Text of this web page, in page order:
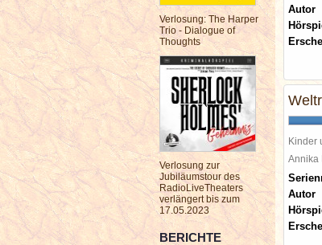
Verlosung: The Harper
Trio - Dialogue of
Thoughts
Verlosung zur
Jubiläumstour des
RadioLiveTheaters
verlängert bis zum
17.05.2023
BERICHTE
Autor
Kinder
Annika
Autor